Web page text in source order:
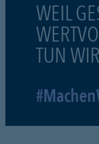
WEIL
TUN